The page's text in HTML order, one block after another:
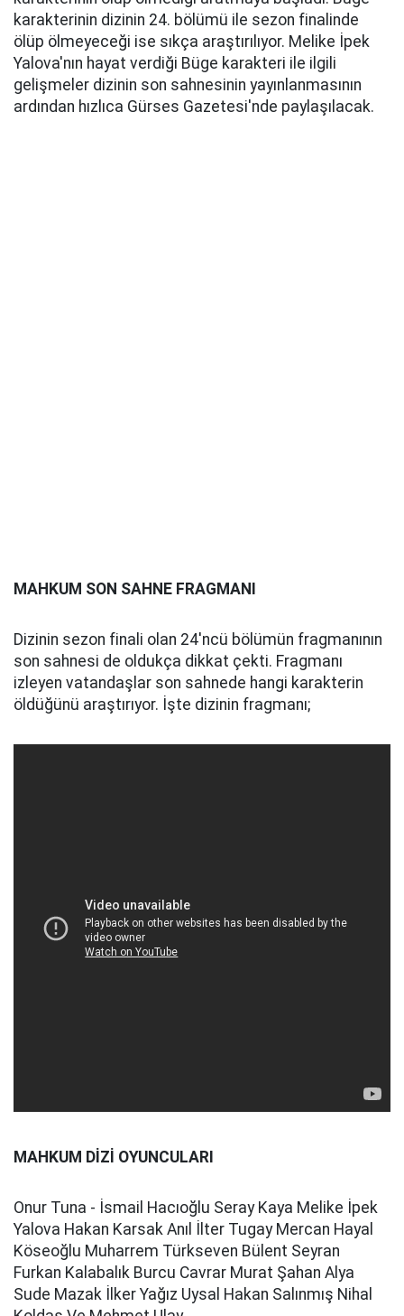
karakterinin dizinin 24. bölümü ile sezon finalinde
ölüp ölmeyeceği ise sıkça araştırılıyor. Melike İpek
Yalova'nın hayat verdiği Büge karakteri ile ilgili
gelişmeler dizinin son sahnesinin yayınlanmasının
ardından hızlıca Gürses Gazetesi'nde paylaşılacak.
MAHKUM SON SAHNE FRAGMANI
Dizinin sezon finali olan 24'ncü bölümün fragmanının
son sahnesi de oldukça dikkat çekti. Fragmanı
izleyen vatandaşlar son sahnede hangi karakterin
öldüğünü araştırıyor. İşte dizinin fragmanı;
MAHKUM DİZİ OYUNCULARI
Onur Tuna - İsmail Hacıoğlu Seray Kaya Melike İpek
Yalova Hakan Karsak Anıl İlter Tugay Mercan Hayal
Köseoğlu Muharrem Türkseven Bülent Seyran
Furkan Kalabalık Burcu Cavrar Murat Şahan Alya
Sude Mazak İlker Yağız Uysal Hakan Salınmış Nihal